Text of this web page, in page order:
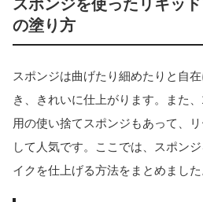
スポンジを使ったリキッ
の塗り方
スポンジは曲げたり細めたりと自
き、きれいに仕上がります。また
用の使い捨てスポンジもあって、
して人気です。ここでは、スポン
イクを仕上げる方法をまとめました